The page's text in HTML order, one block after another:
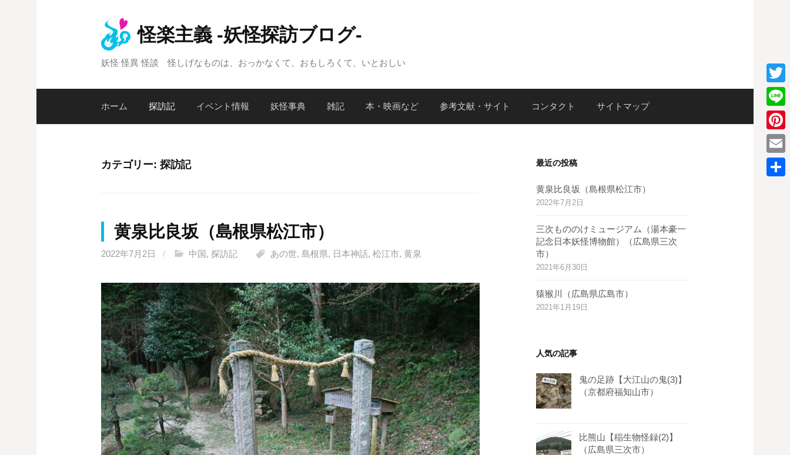
へ
怪楽主義 -妖怪探訪ブログ-
妖怪 怪異 怪談 怪しげなものは、おっかなくて、おもしろくて、いとおしい
ホーム 探訪記 イベント情報 妖怪事典 雑記 本・映画など 参考文献・サイト コンタクト サイトマップ
カテゴリー: 探訪記
黄泉比良坂（島根県松江市）
2022年7月2日 / 中国 , 探訪記 あの世, 島根県, 日本神話, 松江市, 黄泉
最近の投稿
黄泉比良坂（島根県松江市）
2022年7月2日
三次もののけミュージアム（湯本豪一
記念日本妖怪博物館）（広島県三次
市）
2021年6月30日
猿猴川（広島県広島市）
2021年1月19日
人気の記事
鬼の足跡【大江山の鬼(3)】
（京都府福知山市）
比熊山【稲生物怪録(2)】
（広島県三次市）
T
w
i
L
i
n
e
P
i
n
E